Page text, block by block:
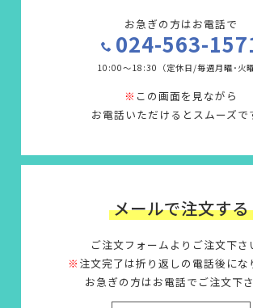
お急ぎの方はお電話で
024-563-
10:00～18:30（定休日/毎週月曜･火曜
※ この画面を見ながら
お電話いただけるとスムーズで
メールで注文する
ご注文フォームよりご注文下さ
※ 注文完了は折り返しの電話後にな
お急ぎの方はお電話でご注文下さ